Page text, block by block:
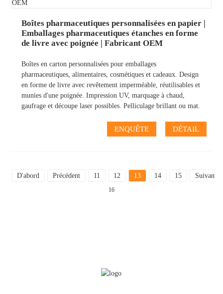
Boîtes pharmaceutiques personnalisées en papier |
Emballages pharmaceutiques étanches en forme
de livre avec poignée | Fabricant OEM
Boîtes en carton personnalisées pour emballages
pharmaceutiques, alimentaires, cosmétiques et cadeaux. Design
en forme de livre avec revêtement imperméable, réutilisables et
munies d'une poignée. Impression UV, marquage à chaud,
gaufrage et découpe laser possibles. Pelliculage brillant ou mat.
ENQUÊTE DÉTAIL
D'abord Précédent 11 12 13 14 15 Suivant
16